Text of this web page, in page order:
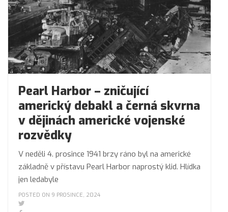
Pearl Harbor – zničující
americký debakl a černá skvrna
v dějinách americké vojenské
rozvědky
V neděli 4. prosince 1941 brzy ráno byl na americké
základně v přístavu Pearl Harbor naprostý klid. Hlídka
jen ledabyle
POSTED ON 9 PROSINCE, 2024